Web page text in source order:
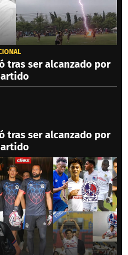
tras ser alcanzado por
tras ser alcanzado por